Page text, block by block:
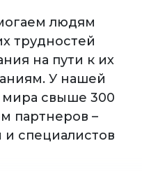
людям
трудностей
на пути к их
У нашей
мира свыше 300
партнеров –
и специалистов